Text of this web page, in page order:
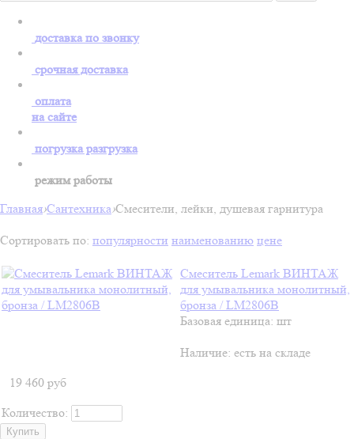
доставка по звонку
срочная доставка
оплата
на сайте
погрузка разгрузка
режим работы
Главная›Сантехника›Смесители, лейки, душевая гарнитура
Сортировать по: популярности наименованию цене
Смеситель Lemark ВИНТАЖ
для умывальника монолитный,
бронза / LM2806B
Базовая единица: шт
Наличие: есть на складе
19 460 руб
Количество: